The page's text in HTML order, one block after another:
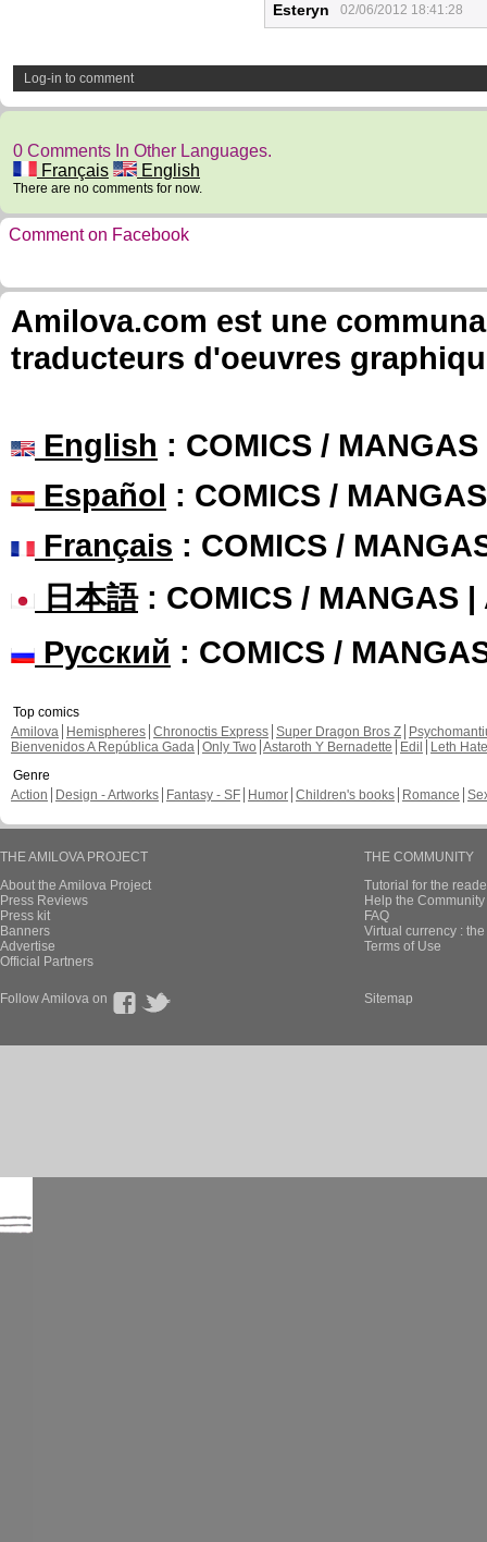
Esteryn 02/06/2012 18:41:28
Log-in to comment
0 Comments In Other Languages.
Français
English
There are no comments for now.
Comment on Facebook
Amilova.com est une
traducteurs d'oeuvres
English : COMICS /
Español : COMICS /
Français : COMICS /
日本語: COMICS / MANGAS |
Русский : COMICS /
Top comics
Amilova
Hemispheres Chronoctis Express Super Dragon Bros Z
Bienvenidos A República Gada Only Two Astaroth Y Bernadette Edil
Leth Hate
Genre
Action
Design - Artworks Fantasy - SF Humor Children's books Romance
THE AMILOVA PROJECT
About the Amilova Project
Press Reviews
Press kit
Banners
Advertise
Official Partners
THE COMMUNITY
Tutorial for the
Help the
FAQ
Virtual currency :
Terms of Use
Follow Amilova on Sitemap